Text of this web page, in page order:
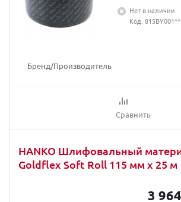
Бренд/Производитель
Сравнить
Нет в наличии
Код:
HANKO Шлифовальный
Goldflex Soft Roll 115 мм x 25 м
3